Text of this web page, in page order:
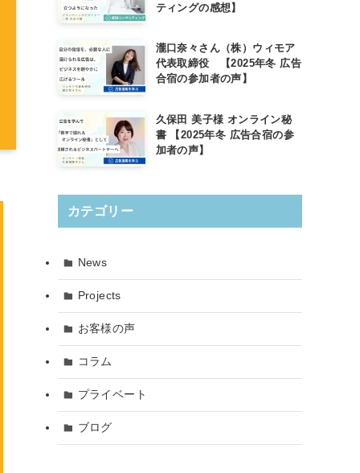
ティングの感想】
瀧口奈々さん（株）ウィモア
代表取締役 【2025年冬 広告
合宿の参加者の声】
久保田 美子様 オンライン秘
書 【2025年冬 広告合宿の参
加者の声】
カテゴリー
News
Projects
お客様の声
コラム
プライベート
ブログ